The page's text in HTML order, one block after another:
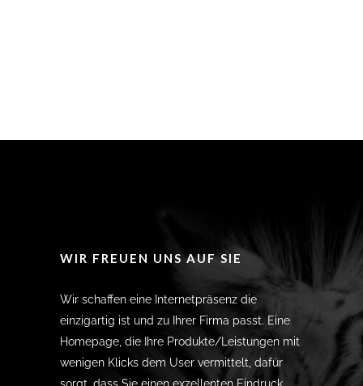
WIR FREUEN UNS AUF SIE
Wir schaffen eine Internetpräsenz die
einzigartig ist und zu Ihrer Firma passt. Eine
Homepage, die Ihre Produkte/Leistungen mit
wenigen Klicks dem User vermittelt, dafür